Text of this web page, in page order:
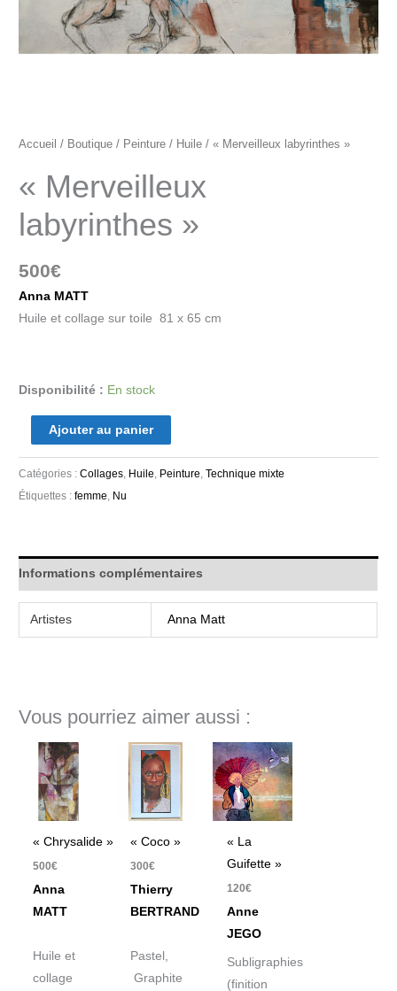
Accueil / Boutique / Peinture / Huile / « Merveilleux labyrinthes »
« Merveilleux
labyrinthes »
500€
Anna MATT
Huile et collage sur toile 81 x 65 cm
Disponibilité : En stock
Ajouter au panier
Catégories :Collages, Huile, Peinture,Technique mixte
Étiquettes :femme, Nu
Informations complémentaires
Artistes Anna Matt
Vous pourriez aimer aussi :
« Chrysalide »
500€
Anna
MATT
Huile et
collage
« Coco »
300€
Thierry
BERTRAND
Pastel,
Graphite
« La
Guifette »
120€
Anne
JEGO
Subligraphies
(finition